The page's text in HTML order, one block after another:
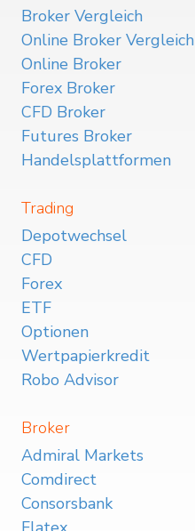
Broker Vergleich
Online Broker Vergleich
Online Broker
Forex Broker
CFD Broker
Futures Broker
Handelsplattformen
Trading
Depotwechsel
CFD
Forex
ETF
Optionen
Wertpapierkredit
Robo Advisor
Broker
Admiral Markets
Comdirect
Consorsbank